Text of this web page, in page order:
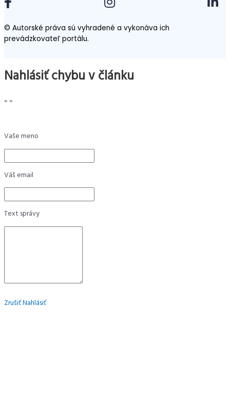
© Autorské práva sú vyhradené a vykonáva ich
prevádzkovateľ portálu.
Nahlásiť chybu v článku
«»
Vaše meno
Váš email
Text správy
ZrušiťNahlásiť